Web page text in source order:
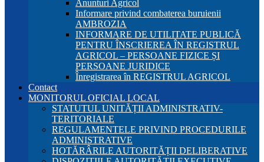
Anunturi Agricol
Informare privind combaterea buruienii
AMBROZIA
INFORMARE DE UTILITATE PUBLICĂ
PENTRU ÎNSCRIEREA ÎN REGISTRUL
AGRICOL – PERSOANE FIZICE ȘI
PERSOANE JURIDICE
Înregistrarea în REGISTRUL AGRICOL
Contact
MONITORUL OFICIAL LOCAL
STATUTUL UNITĂȚII ADMINISTRATIV-
TERITORIALE
REGULAMENTELE PRIVIND PROCEDURILE
ADMINISTRATIVE
HOTĂRÂRILE AUTORITĂȚII DELIBERATIVE